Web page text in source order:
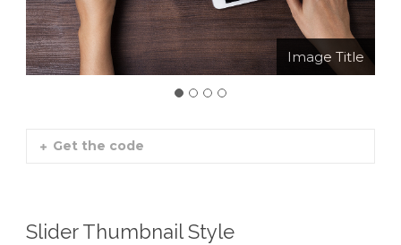
Image Title
Image Title
Image Title
Image Title
Get the code
Slider Thumbnail Style